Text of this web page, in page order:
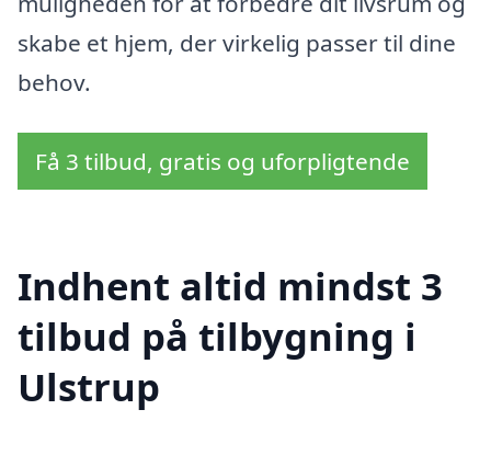
skabe et hjem, der virkelig passer til dine
behov.
Få 3 tilbud, gratis og uforpligtende
Indhent altid mindst 3
tilbud på tilbygning i
Ulstrup